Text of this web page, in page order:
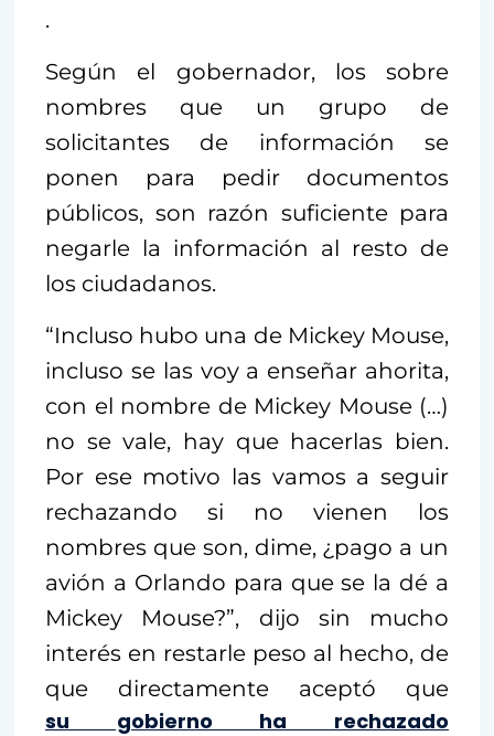
.
Según el gobernador, los sobre
nombres que un grupo de
solicitantes de información se
ponen para pedir documentos
públicos, son razón suficiente para
negarle la información al resto de
los ciudadanos.
“Incluso hubo una de Mickey Mouse,
incluso se las voy a enseñar ahorita,
con el nombre de Mickey Mouse (…)
no se vale, hay que hacerlas bien.
Por ese motivo las vamos a seguir
rechazando si no vienen los
nombres que son, dime, ¿pago a un
avión a Orlando para que se la dé a
Mickey Mouse?”, dijo sin mucho
interés en restarle peso al hecho, de
que directamente aceptó que
su gobierno ha rechazado